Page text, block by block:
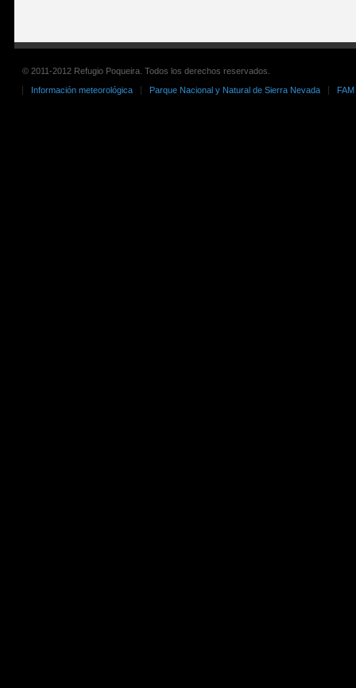
© 2011-2012 Refugio Poqueira. Todos los derechos reservados.
Información meteorológica
Parque Nacional y Natural de Sierra Nevada FAM